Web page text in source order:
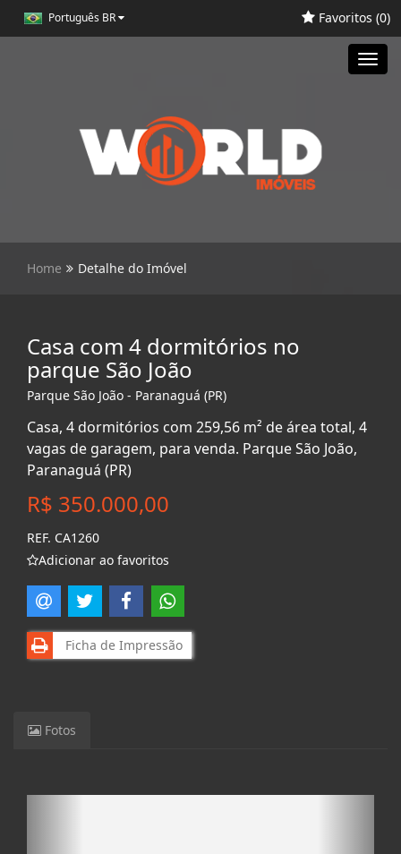
Português BR Favoritos (0)
Home Detalhe do Imóvel
Casa com 4 dormitórios no
parque São João
Parque São João - Paranaguá (PR)
Casa, 4 dormitórios com 259,56 m² de área total, 4
vagas de garagem, para venda. Parque São João,
Paranaguá (PR)
R$ 350.000,00
REF. CA1260
Adicionar ao favoritos
Ficha de Impressão
Fotos